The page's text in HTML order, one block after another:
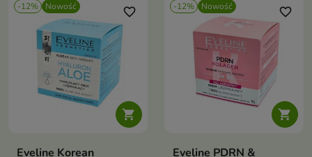
-12% Nowość

favorite_border
Eveline Korean
-12% Nowość

favorite_border
Eveline PDRN &